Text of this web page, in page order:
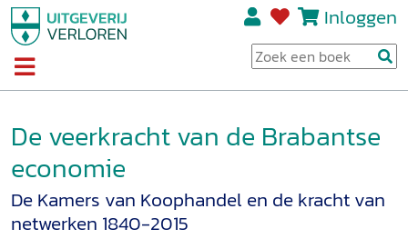
Inloggen
De veerkracht van de Brabantse
economie
De Kamers van Koophandel en de kracht van
netwerken 1840-2015